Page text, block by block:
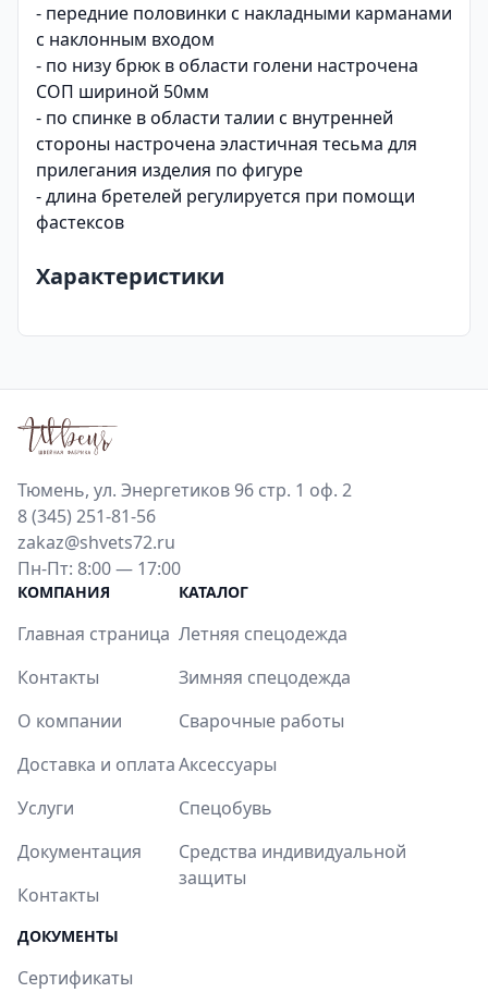
- передние половинки с накладными карманами
с наклонным входом
- по низу брюк в области голени настрочена
СОП шириной 50мм
- по спинке в области талии с внутренней
стороны настрочена эластичная тесьма для
прилегания изделия по фигуре
- длина бретелей регулируется при помощи
фастексов
Характеристики
Тюмень, ул. Энергетиков 96 стр. 1 оф. 2
8 (345) 251-81-56
zakaz@shvets72.ru
Пн-Пт: 8:00 — 17:00
КОМПАНИЯ
Главная страница
Контакты
О компании
Доставка и оплата
Услуги
Документация
Контакты
КАТАЛОГ
Летняя спецодежда
Зимняя спецодежда
Сварочные работы
Аксессуары
Спецобувь
Средства индивидуальной
защиты
ДОКУМЕНТЫ
Сертификаты